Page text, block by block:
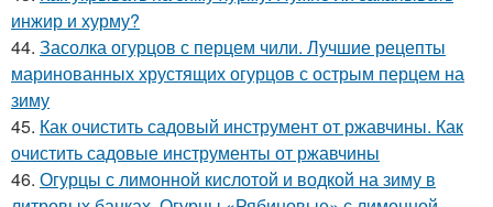
инжир и хурму?
44. Засолка огурцов с перцем чили. Лучшие рецепты
маринованных хрустящих огурцов с острым перцем на
зиму
45. Как очистить садовый инструмент от ржавчины. Как
очистить садовые инструменты от ржавчины
46. Огурцы с лимонной кислотой и водкой на зиму в